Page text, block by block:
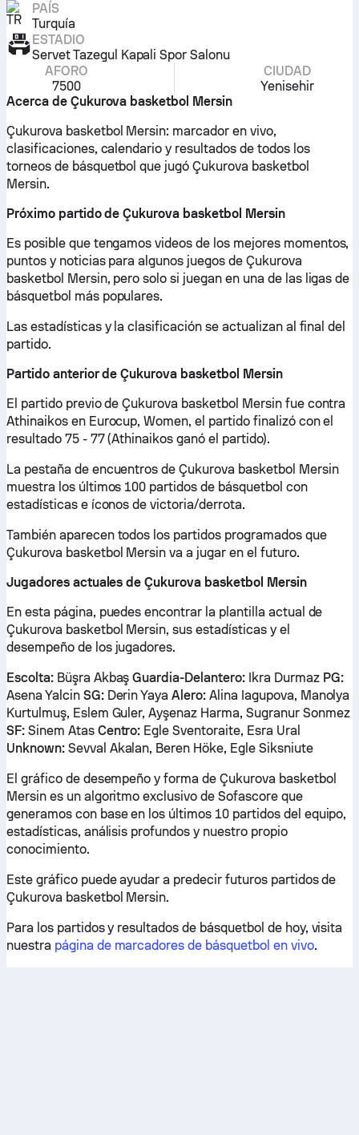
PAÍS
Turquía
ESTADIO
Servet Tazegul Kapali Spor Salonu
AFORO
7500
CIUDAD
Yenisehir
Acerca de Çukurova basketbol Mersin
Çukurova basketbol Mersin: marcador en vivo,
clasificaciones, calendario y resultados de todos los
torneos de básquetbol que jugó Çukurova basketbol
Mersin.
Próximo partido de Çukurova basketbol Mersin
Es posible que tengamos videos de los mejores momentos,
puntos y noticias para algunos juegos de Çukurova
basketbol Mersin, pero solo si juegan en una de las ligas de
básquetbol más populares.
Las estadísticas y la clasificación se actualizan al final del
partido.
Partido anterior de Çukurova basketbol Mersin
El partido previo de Çukurova basketbol Mersin fue contra
Athinaikos en Eurocup, Women, el partido finalizó con el
resultado 75 - 77 (Athinaikos ganó el partido).
La pestaña de encuentros de Çukurova basketbol Mersin
muestra los últimos 100 partidos de básquetbol con
estadísticas e íconos de victoria/derrota.
También aparecen todos los partidos programados que
Çukurova basketbol Mersin va a jugar en el futuro.
Jugadores actuales de Çukurova basketbol Mersin
En esta página, puedes encontrar la plantilla actual de
Çukurova basketbol Mersin, sus estadísticas y el
desempeño de los jugadores.
Escolta:Büşra AkbaşGuardia-Delantero:Ikra Durmaz PG:
Asena Yalcin SG:Derin YayaAlero: Alina Iagupova, Manolya
Kurtulmuş, Eslem Guler, Ayşenaz Harma, Sugranur Sonmez
SF:Sinem Atas Centro: Egle Sventoraite, Esra Ural
Unknown:Sevval Akalan, Beren Höke, Egle Siksniute
El gráfico de desempeño y forma de Çukurova basketbol
Mersin es un algoritmo exclusivo de Sofascore que
generamos con base en los últimos 10 partidos del equipo,
estadísticas, análisis profundos y nuestro propio
conocimiento.
Este gráfico puede ayudar a predecir futuros partidos de
Çukurova basketbol Mersin.
Para los partidos y resultados de básquetbol de hoy, visita
nuestra página de marcadores de básquetbol en vivo.